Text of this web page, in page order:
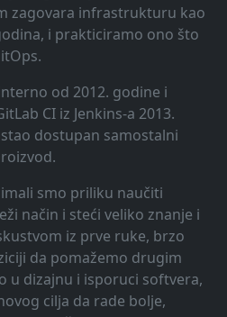
zagovara infrastrukturu kao
i prakticiramo ono što
od 2012. godine i
CI iz Jenkins-a 2013.
dostupan samostalni
smo priliku naučiti
način i steći veliko znanje i
iz prve ruke, brzo
da pomažemo drugim
u dizajnu i isporuci softvera,
cilja da rade bolje,